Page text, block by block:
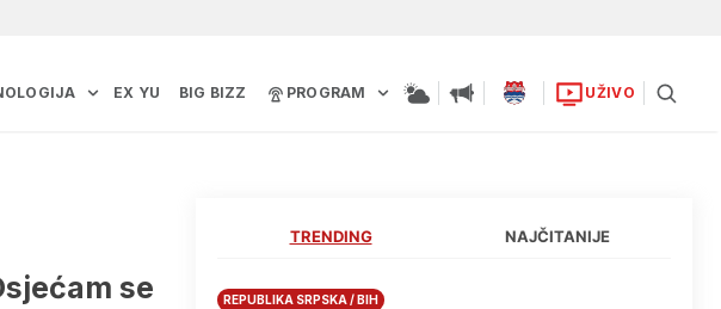
EX YU BIG BIZZ PROGRAM UŽIVO
se
TRENDING NAJČITANIJE
REPUBLIKA SRPSKA / BIH